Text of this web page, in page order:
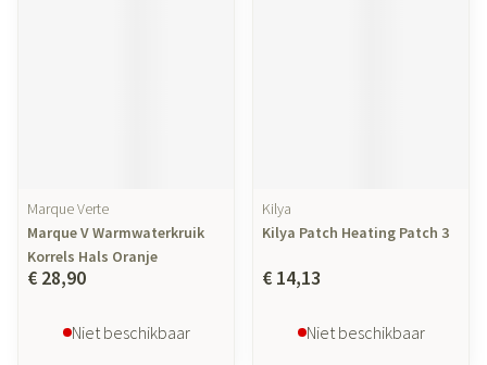
Marque Verte
Marque V Warmwaterkruik
Korrels Hals Oranje
€ 28,90
Niet beschikbaar
Kilya
Kilya Patch Heating Patch 3
€ 14,13
Niet beschikbaar